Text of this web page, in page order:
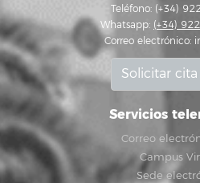
Teléfono: (+34)
Whatsapp: (+34)
Correo electrónico:
Solicitar
Servicios
Correo
Campus
Sede